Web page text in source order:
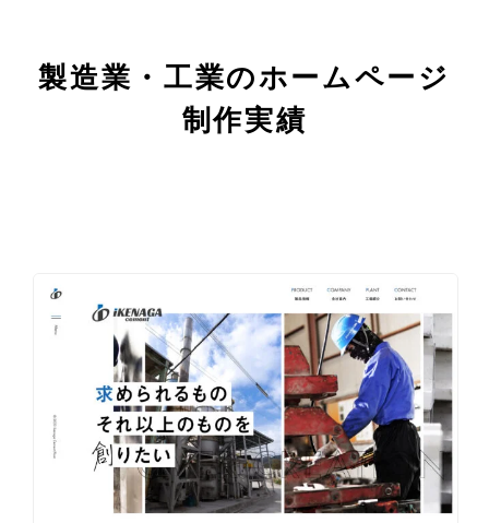
製造業・工業のホームページ
制作実績